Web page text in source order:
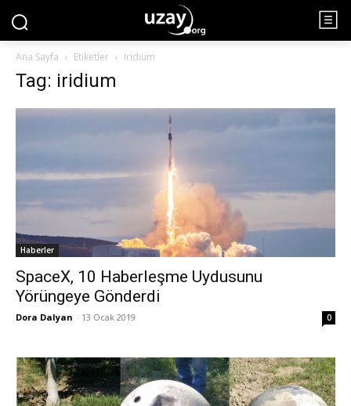
Ana Sayfa Etiketler Iridium
Tag: iridium
Haberler
SpaceX, 10 Haberleşme Uydusunu
Yörüngeye Gönderdi
Dora Dalyan - 13 Ocak 2019 0